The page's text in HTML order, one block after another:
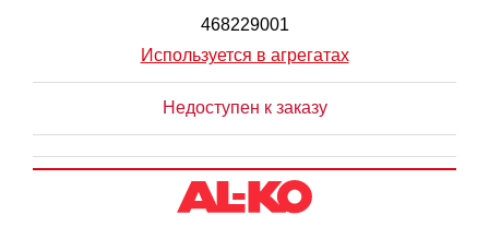
468229001
Используется в агрегатах
Недоступен к заказу